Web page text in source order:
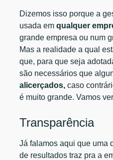
Dizemos isso porque a
usada emqualquer
grande empresa ou num
Mas a realidade a qual
que, para que seja
são necessários que
alicerçados, caso
é muito grande. Vamos
Transparência
Já falamos aqui que uma
de resultados traz pra a